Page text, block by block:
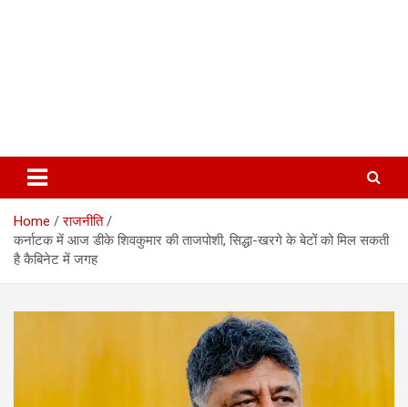
Home
राजनीति
कर्नाटक में आज डीके शिवकुमार की ताजपोशी, सिद्धा-खरगे के बेटों को मिल सकती
है कैबिनेट में जगह